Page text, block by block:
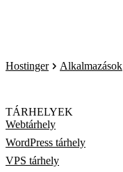
Hostinger Alkalmazások
TÁRHELYEK
Webtárhely
WordPress tárhely
VPS tárhely